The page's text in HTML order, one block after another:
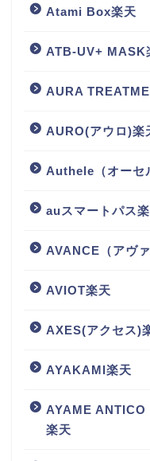
Atami Box楽天
ATB-UV+ MASK
AURA
AURO(アウロ)楽
Authele（オーセ
auスマートパス
AVANCE（アヴ
AVIOT楽天
AXES(アクセス)
AYAKAMI楽天
AYAME ANTICO
楽天